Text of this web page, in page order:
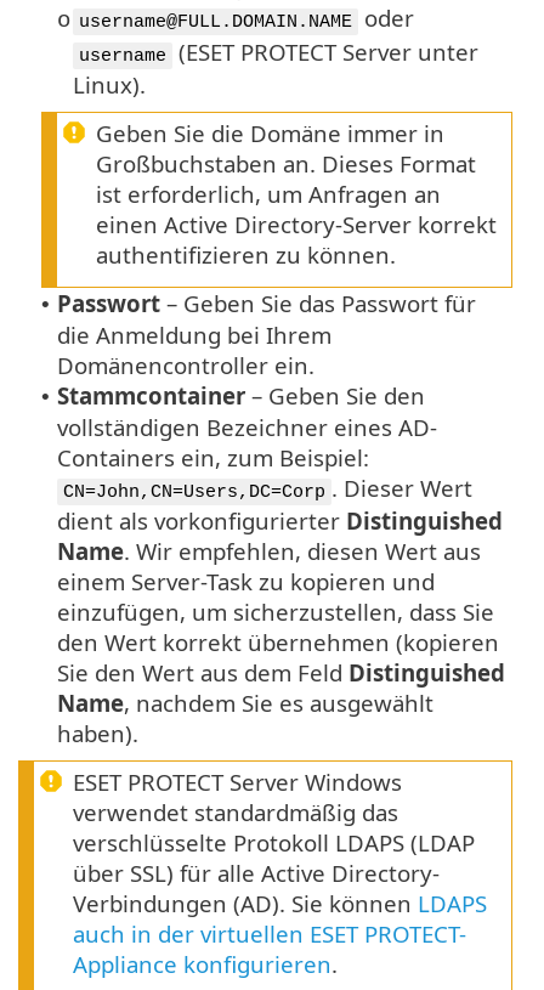
o username@FULL.DOMAIN.NAME oder
username
(ESET PROTECT Server unter
Linux).
Geben Sie die Domäne immer in
Großbuchstaben an. Dieses Format
ist erforderlich, um Anfragen an
einen Active Directory-Server korrekt
authentifizieren zu können.
• Passwort – Geben Sie das Passwort für
die Anmeldung bei Ihrem
Domänencontroller ein.
• Stammcontainer – Geben Sie den
vollständigen Bezeichner eines AD-
Containers ein, zum Beispiel:
CN=John,CN=Users,DC=Corp . Dieser Wert
dient als vorkonfigurierter Distinguished
Name. Wir empfehlen, diesen Wert aus
einem Server-Task zu kopieren und
einzufügen, um sicherzustellen, dass Sie
den Wert korrekt übernehmen (kopieren
Sie den Wert aus dem Feld Distinguished
Name, nachdem Sie es ausgewählt
haben).
ESET PROTECT Server Windows
verwendet standardmäßig das
verschlüsselte Protokoll LDAPS (LDAP
über SSL) für alle Active Directory-
Verbindungen (AD). Sie können LDAPS
auch in der virtuellen ESET PROTECT-
Appliance konfigurieren.